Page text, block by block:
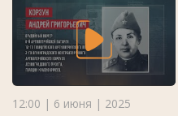
12:00 | 6 июня | 2025